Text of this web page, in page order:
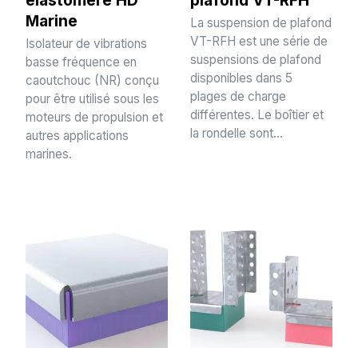
Marine
Isolateur de vibrations
basse fréquence en
caoutchouc (NR) conçu
pour être utilisé sous les
moteurs de propulsion et
autres applications
marines.
La suspension de plafond
VT-RFH est une série de
suspensions de plafond
disponibles dans 5
plages de charge
différentes. Le boîtier et
la rondelle sont...